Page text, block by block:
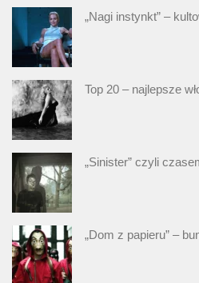
„Nagi instynkt” –
Top 20 – najlepsze
„Sinister” czyli
„Dom z papieru” –